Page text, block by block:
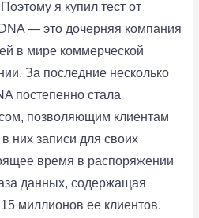
я купил тест от
— это дочерняя компания
в мире коммерческой
За последние несколько
постепенно стала
позволяющим клиентам
них записи для своих
время в распоряжении
данных, содержащая
миллионов ее клиентов.